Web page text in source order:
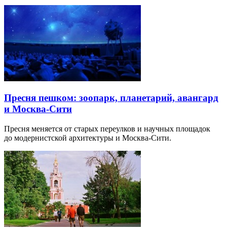
Пресня пешком: зоопарк, планетарий, авангард
и Москва-Сити
Пресня меняется от старых переулков и научных площадок
до модернистской архитектуры и Москва-Сити.